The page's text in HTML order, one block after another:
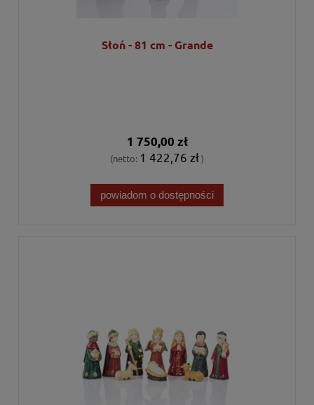
Słoń - 81 cm - Grande
1 750,00 zł
(netto: 1 422,76 zł)
powiadom o dostępności